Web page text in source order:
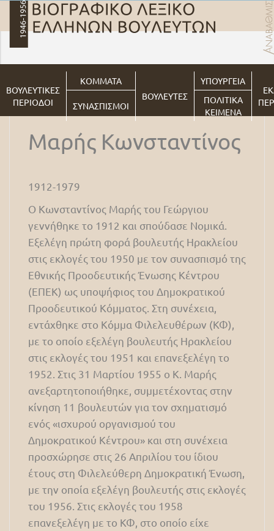
ΒΟΥΛΕΥΤΙΚΕΣ
ΠΕΡΙΟΔΟΙ
ΚΟΜΜΑΤΑ
ΒΟΥΛΕΥΤΕΣ
ΥΠΟΥΡΓΕΙΑ
ΣΥΝΑΣΠΙΣΜΟΙ
ΠΟΛΙΤΙΚΑ
ΚΕΙΜΕΝΑ
Μαρής Κωνσταντίνος
1912-1979
Ο Κωνσταντίνος Μαρής του Γεώργιου
γεννήθηκε το 1912 και σπούδασε Νομικά.
Εξελέγη πρώτη φορά βουλευτής Ηρακλείου
στις εκλογές του 1950 με τον συνασπισμό της
Εθνικής Προοδευτικής Ένωσης Κέντρου
(ΕΠΕΚ) ως υποψήφιος του Δημοκρατικού
Προοδευτικού Κόμματος. Στη συνέχεια,
εντάχθηκε στο Κόμμα Φιλελευθέρων (ΚΦ),
με το οποίο εξελέγη βουλευτής Ηρακλείου
στις εκλογές του 1951 και επανεξελέγη το
1952. Στις 31 Μαρτίου 1955 ο Κ. Μαρής
ανεξαρτητοποιήθηκε, συμμετέχοντας στην
κίνηση 11 βουλευτών για τον σχηματισμό
ενός «ισχυρού οργανισμού του
Δημοκρατικού Κέντρου» και στη συνέχεια
προσχώρησε στις 26 Απριλίου του ίδιου
έτους στη Φιλελεύθερη Δημοκρατική Ένωση,
με την οποία εξελέγη βουλευτής στις εκλογές
του 1956. Στις εκλογές του 1958
επανεξελέγη με το ΚΦ, στο οποίο είχε